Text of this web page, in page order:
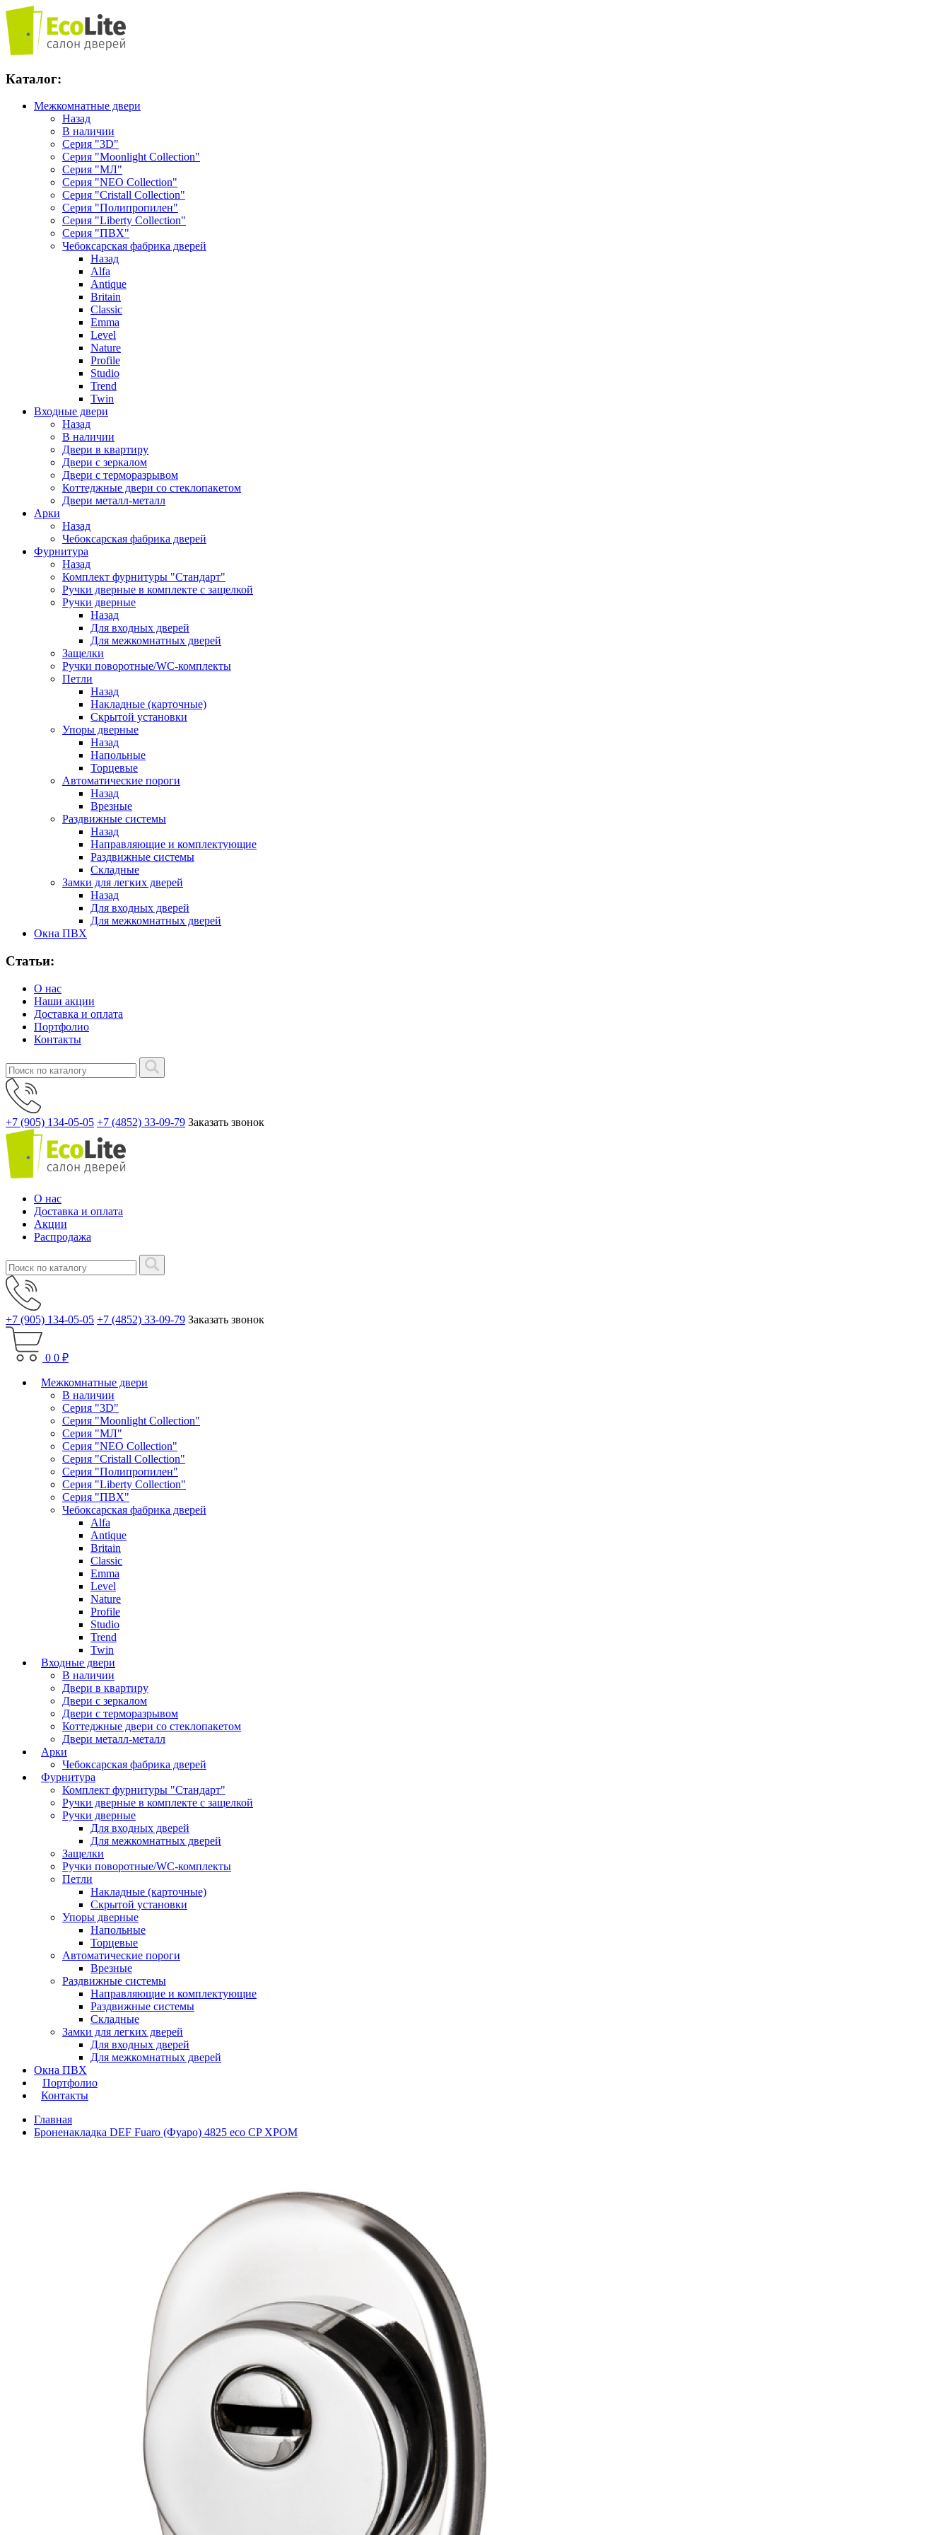
Каталог:
Межкомнатные двери
Назад
В наличии
Серия "3D"
Серия "Moonlight Collection"
Серия "МЛ"
Серия "NEO Collection"
Серия "Cristall Collection"
Серия "Полипропилен"
Серия "Liberty Collection"
Серия "ПВХ"
Чебоксарская фабрика дверей
Назад
Alfa
Antique
Britain
Classic
Emma
Level
Nature
Profile
Studio
Trend
Twin
Входные двери
Назад
В наличии
Двери в квартиру
Двери с зеркалом
Двери с терморазрывом
Коттеджные двери со стеклопакетом
Двери металл-металл
Арки
Назад
Чебоксарская фабрика дверей
Фурнитура
Назад
Комплект фурнитуры "Стандарт"
Ручки дверные в комплекте с защелкой
Ручки дверные
Назад
Для входных дверей
Для межкомнатных дверей
Защелки
Ручки поворотные/WC-комплекты
Петли
Назад
Накладные (карточные)
Скрытой установки
Упоры дверные
Назад
Напольные
Торцевые
Автоматические пороги
Назад
Врезные
Раздвижные системы
Назад
Направляющие и комплектующие
Раздвижные системы
Складные
Замки для легких дверей
Назад
Для входных дверей
Для межкомнатных дверей
Окна ПВХ
Статьи:
О нас
Наши акции
Доставка и оплата
Портфолио
Контакты
+7 (905) 134-05-05 +7 (4852) 33-09-79 Заказать звонок
О нас
Доставка и оплата
Акции
Распродажа
+7 (905) 134-05-05 +7 (4852) 33-09-79 Заказать звонок
0 0 ₽
Межкомнатные двери
В наличии
Серия "3D"
Серия "Moonlight Collection"
Серия "МЛ"
Серия "NEO Collection"
Серия "Cristall Collection"
Серия "Полипропилен"
Серия "Liberty Collection"
Серия "ПВХ"
Чебоксарская фабрика дверей
Alfa
Antique
Britain
Classic
Emma
Level
Nature
Profile
Studio
Trend
Twin
Входные двери
В наличии
Двери в квартиру
Двери с зеркалом
Двери с терморазрывом
Коттеджные двери со стеклопакетом
Двери металл-металл
Арки
Чебоксарская фабрика дверей
Фурнитура
Комплект фурнитуры "Стандарт"
Ручки дверные в комплекте с защелкой
Ручки дверные
Для входных дверей
Для межкомнатных дверей
Защелки
Ручки поворотные/WC-комплекты
Петли
Накладные (карточные)
Скрытой установки
Упоры дверные
Напольные
Торцевые
Автоматические пороги
Врезные
Раздвижные системы
Направляющие и комплектующие
Раздвижные системы
Складные
Замки для легких дверей
Для входных дверей
Для межкомнатных дверей
Окна ПВХ
Портфолио
Контакты
Главная
Броненакладка DEF Fuaro (Фуаро) 4825 eco CP ХРОМ